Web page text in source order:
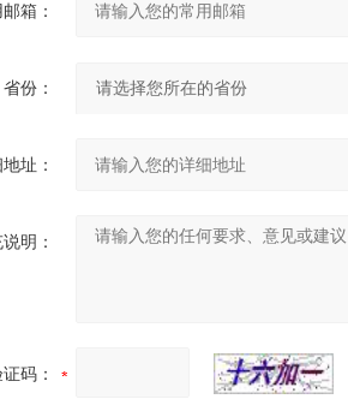
箱：
省份：
址：
明：
码：